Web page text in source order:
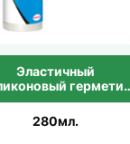
Эластичный
герметик
и
Ceresit CS 25
(графит)
280мл.